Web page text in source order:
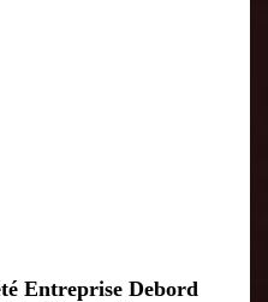
Entreprise Debord